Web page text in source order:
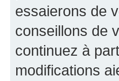
essaierons de
conseillons de
continuez à
modifications